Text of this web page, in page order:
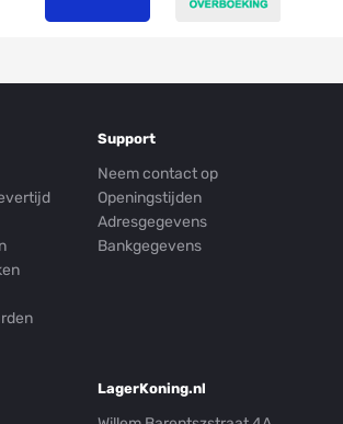
Support
Neem contact op
Openingstijden
Adresgegevens
Bankgegevens
LagerKoning.nl